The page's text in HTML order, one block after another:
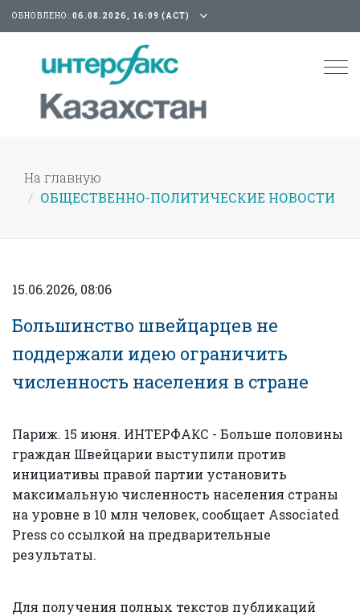
ОБНОВЛЕНО: 06.08.2026, 16:09 (АСТ)
На главную
ОБЩЕСТВЕННО-ПОЛИТИЧЕСКИЕ НОВОСТИ
15.06.2026, 08:06
Большинство швейцарцев не
поддержали идею ограничить
численность населения в стране
Париж. 15 июня. ИНТЕРФАКС - Больше половины
граждан Швейцарии выступили против
инициативы правой партии установить
максимальную численность населения страны
на уровне в 10 млн человек, сообщает Associated
Press со ссылкой на предварительные
результаты.
Для получения полных текстов публикаций